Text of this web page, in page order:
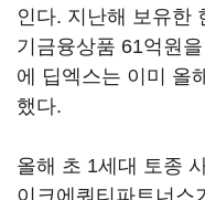
인다. 지난해 보유한
기금융상품 61억원
에 딥엑스는 이미 올
했다.
올해 초 1세대 토종